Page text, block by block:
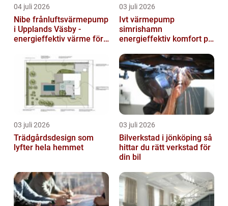
04 juli 2026
Nibe frånluftsvärmepump
i Upplands Väsby -
energieffektiv värme för
03 juli 2026
Ivt värmepump
simrishamn
energieffektiv komfort på
03 juli 2026
Trädgårdsdesign som
lyfter hela hemmet
03 juli 2026
Bilverkstad i jönköping så
hittar du rätt verkstad för
din bil